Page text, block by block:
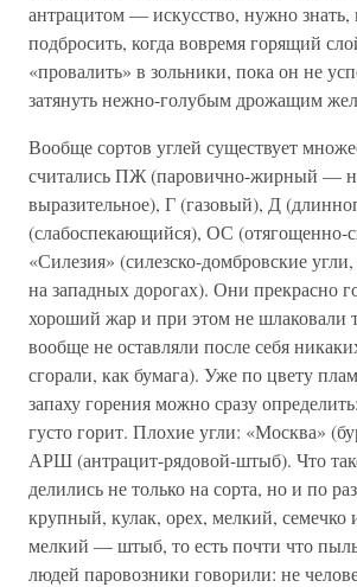
антрацитом — искусство, нужно знать,
подбросить, когда вовремя горящий
«провалить» в зольники, пока он не
затянуть нежно-голубым дрожащим
Вообще сортов углей существует
считались ПЖ (паровично-жирный —
выразительное), Г (газовый), Д
(слабоспекающийся), ОС (отягощенно-
«Силезия» (силезско-домбровские
на западных дорогах). Они прекрасно
хороший жар и при этом не шлаковали
вообще не оставляли после себя
сгорали, как бумага). Уже по цвету
запаху горения можно сразу
густо горит. Плохие угли: «Москва»
АРШ (антрацит-рядовой-штыб). Что
делились не только на сорта, но и по
крупный, кулак, орех, мелкий, семечко
мелкий — штыб, то есть почти что
людей паровозники говорили: не